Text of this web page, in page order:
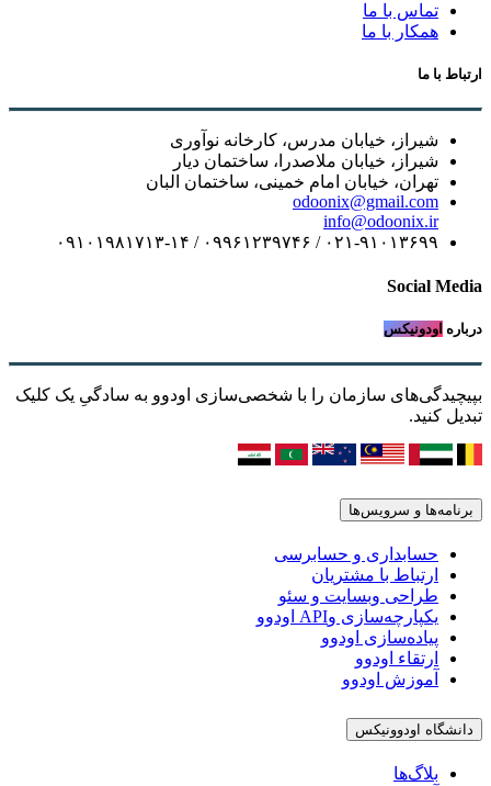
تماس با ما
همکار با ما
ارتباط با ما
شیراز، خیابان مدرس، کارخانه نوآوری
شیراز، خیابان ملاصدرا، ساختمان دیار
تهران، خیابان امام خمینی، ساختمان البان
odoonix@gmail.com
info@odoonix.ir
۰۲۱-۹۱۰۱۳۶۹۹ / ۰۹۹۶۱۲۳۹۷۴۶ / ۰۹۱۰۱۹۸۱۷۱۳-۱۴
Social Media
درباره اودونیکس
بپیچیدگی‌های سازمان را با شخصی‌سازی اودوو به سادگیِ یک کلیک
تبدیل کنید.
برنامه‌ها و سرویس‌ها
حسابداری و حسابرسی
ارتباط با مشتریان
طراحی وبسایت و سئو
یکپارچه‌سازی وAPI اودوو
پیاده‌سازی اودوو
ارتقاء اودوو
آموزش اودوو
دانشگاه اودوونیکس
بلاگ‌ها